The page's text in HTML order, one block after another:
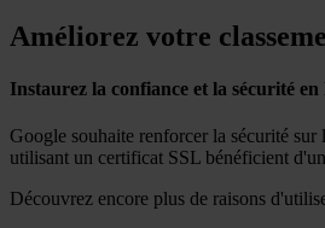
Améliorez votre
Instaurez la confiance et la sécurité
Google souhaite renforcer la sécurité
utilisant un certificat SSL bénéficient
Découvrez encore plus de raisons